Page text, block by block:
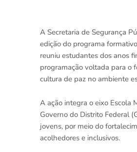
A Secretaria de Segurança
edição do programa
reuniu estudantes dos anos
programação voltada para o
cultura de paz no ambiente
A ação integra o eixo Escola
Governo do Distrito Federal
jovens, por meio do
acolhedores e inclusivos.